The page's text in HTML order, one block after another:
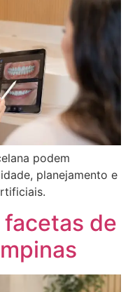
podem
planejamento e
de